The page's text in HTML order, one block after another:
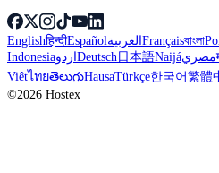
Englishहिन्दीEspañolالعربيةFrançaisবাংলা
IndonesiaاردوDeutsch日本語Naijáمصري
ViệtไทยతెలుగుHausaTürkçe한국어繁體
©2026 Hostex